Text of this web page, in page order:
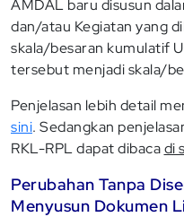
AMDAL baru disusun
dan/atau Kegiatan yang
skala/besaran kumulatif
tersebut menjadi skala/
Penjelasan lebih detail
sini. Sedangkan
RKL-RPL dapat dibacadi
Perubahan Tanpa
Menyusun Dokumen